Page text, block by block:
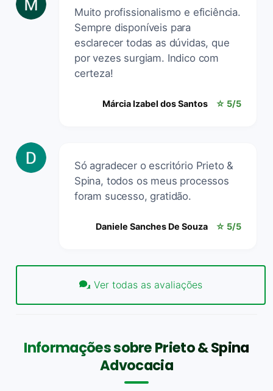
Muito profissionalismo e eficiência.
Sempre disponíveis para
esclarecer todas as dúvidas, que
por vezes surgiam. Indico com
certeza!
Márcia Izabel dos Santos ☆ 5/5
Só agradecer o escritório Prieto &
Spina, todos os meus processos
foram sucesso, gratidão.
Daniele Sanches De Souza ☆ 5/5
Ver todas as avaliações
Informações sobre Prieto & Spina
Advocacia